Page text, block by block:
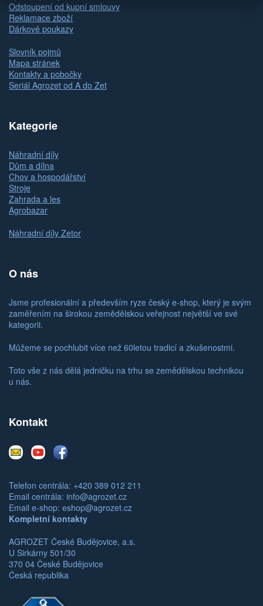
Odstoupení od kupní smlouvy
Reklamace zboží
Dárkové poukazy
Slovník pojmů
Mapa stránek
Kontakty a pobočky
Seriál Agrozet od A do Zet
Kategorie
Náhradní díly
Dům a dílna
Chov a hospodářství
Stroje
Zahrada a les
Agrobazar
Náhradní díly Zetor
O nás
Jsme profesionální a především ryze český e-shop, který je svým
zaměřením na širokou zemědělskou veřejnost největší ve své
kategorii.
Můžeme se pochlubit více než 60letou tradicí a zkušenostmi.
Toto vše z nás dělá jedničku na trhu se zemědělskou technikou
u nás.
Kontakt
E-
mail
YoutubeFacebook
Telefon centrála: +420 389 012 211
Email centrála: info@agrozet.cz
Email e-shop: eshop@agrozet.cz
Kompletní kontakty
AGROZET České Budějovice, a.s.
U Sirkárny 501/30
370 04 České Budějovice
Česká republika